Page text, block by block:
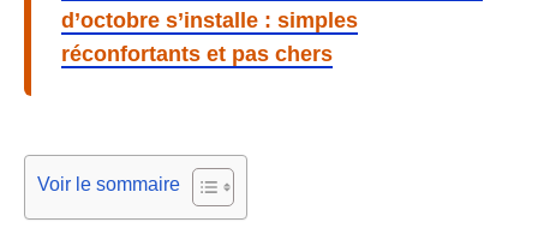
d’octobre s’installe : simples
réconfortants et pas chers
Voir le sommaire